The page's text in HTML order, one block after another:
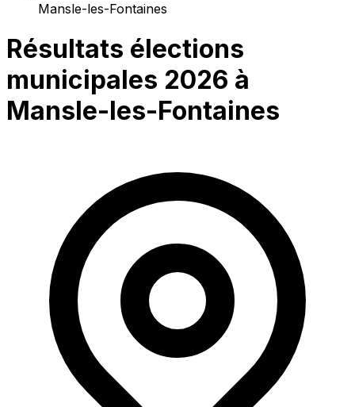
Mansle-les-Fontaines
Résultats élections
municipales 2026 à
Mansle-les-Fontaines